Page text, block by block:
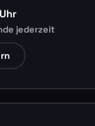
jederzeit